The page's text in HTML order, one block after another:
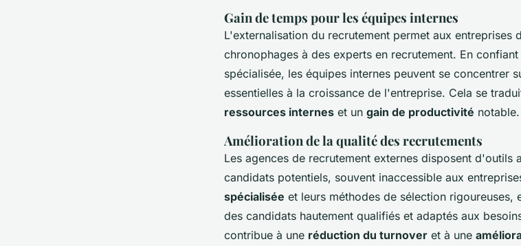
Gain de temps pour les équipes internes
L'externalisation du recrutement permet aux entreprises
chronophages à des experts en recrutement. En
spécialisée, les équipes internes peuvent se concentrer
essentielles à la croissance de l'entreprise. Cela se
ressources internes et un gain de productivité notable.
Amélioration de la qualité des recrutements
Les agences de recrutement externes disposent d'outils
candidats potentiels, souvent inaccessible aux
spécialisée et leurs méthodes de sélection rigoureuses,
des candidats hautement qualifiés et adaptés aux
contribue à une réduction du turnover et à une